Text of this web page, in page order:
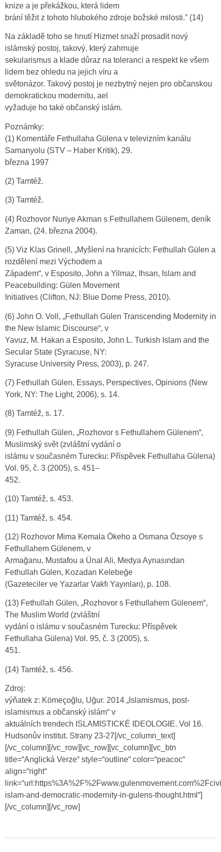
knize a je překážkou, která lidem
brání těžit z tohoto hlubokého zdroje božské milosti.” (14)
Na základě toho se hnutí Hizmet snaží prosadit nový
islámský postoj, takový, který zahrnuje
sekularismus a klade důraz na toleranci a respekt ke všem
lidem bez ohledu na jejich víru a
světonázor. Takový postoj je nezbytný nejen pro občanskou
demokratickou modernitu, ael
vyžaduje ho také občanský islám.
Poznámky:
(1) Komentáře Fethullaha Gülena v televizním kanálu
Samanyolu (STV – Haber Kritik), 29.
března 1997
(2) Tamtéž.
(3) Tamtéž.
(4) Rozhovor Nuriye Akman s Fethullahem Gülenem, deník
Zaman, (24. března 2004).
(5) Viz Klas Grinell, „Myšlení na hranicích: Fethullah Gülen a
rozdělení mezi Východem a
Západem“, v Esposito, John a Yilmaz, Ihsan, Islam and
Peacebuilding: Gülen Movement
Initiatives (Clifton, NJ: Blue Dome Press, 2010).
(6) John O. Voll, „Fethullah Gülen Transcending Modernity in
the New Islamic Discourse“, v
Yavuz, M. Hakan a Esposito, John L. Turkish Islam and the
Secular State (Syracuse, NY:
Syracuse University Press, 2003), p. 247.
(7) Fethullah Gülen, Essays, Perspectives, Opinions (New
York, NY: The Light, 2006), s. 14.
(8) Tamtéž, s. 17.
(9) Fethullah Gülen, „Rozhovor s Fethullahem Gülenem“,
Muslimský svět (zvláštní vydání o
islámu v současném Turecku: Příspěvek Fethullaha Gülena)
Vol. 95, č. 3 (2005), s. 451–
452.
(10) Tamtéž, s. 453.
(11) Tamtéž, s. 454.
(12) Rozhovor Mima Kemala Ökeho a Osmana Özsoye s
Fethullahem Gülenem, v
Armağanu, Mustafou a Ünal Ali, Medya Aynasından
Fethullah Gülen, Kozadan Kelebeğe
(Gazeteciler ve Yazarlar Vakfı Yayınları), p. 108.
(13) Fethullah Gülen, „Rozhovor s Fethullahem Gülenem“,
The Muslim World (zvláštní
vydání o islámu v současném Turecku: Příspěvek
Fethullaha Gülena) Vol. 95, č. 3 (2005), s.
451.
(14) Tamtéž, s. 456.
Zdroj:
výňatek z: Kömeçoğlu, Uğur. 2014 „Islamismus, post-
islamismus a občanský islám“ v
aktuálních trendech ISLAMISTICKÉ IDEOLOGIE. Vol 16.
Hudsonův institut. Strany 23-27[/vc_column_text]
[/vc_column][/vc_row][vc_row][vc_column][vc_btn
title=“Anglická Verze“ style=“outline“ color=“peacoc“
align=“right“
islam-and-democratic-modernity-in-gulens-thought.html“]
[/vc_column][/vc_row]